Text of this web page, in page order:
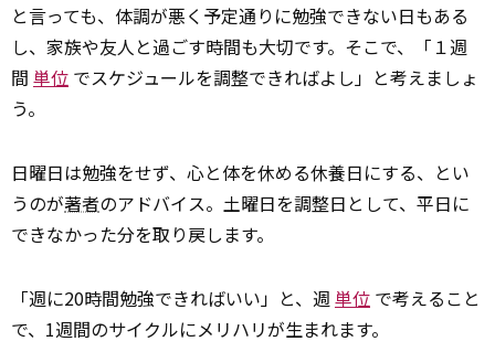
と言っても、体調が悪く予定通りに勉強できない日もある
し、家族や友人と過ごす時間も大切です。そこで、「１週
間 単位 でスケジュールを調整できればよし」と考えましょ
う。
日曜日は勉強をせず、心と体を休める休養日にする、とい
うのが著者のアドバイス。土曜日を調整日として、平日に
できなかった分を取り戻します。
「週に20時間勉強できればいい」と、週 単位 で考えること
で、1週間のサイクルにメリハリが生まれます。